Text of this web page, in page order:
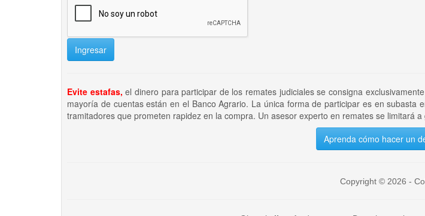
Ingresar
Evite estafas, el dinero para participar de los remates judiciales se consigna
mayoría de cuentas están en el Banco Agrario. La única forma de participar es en
tramitadores que prometen rapidez en la compra. Un asesor experto en remates se limitará
Aprenda cómo hacer un
Copyright © 2026 -